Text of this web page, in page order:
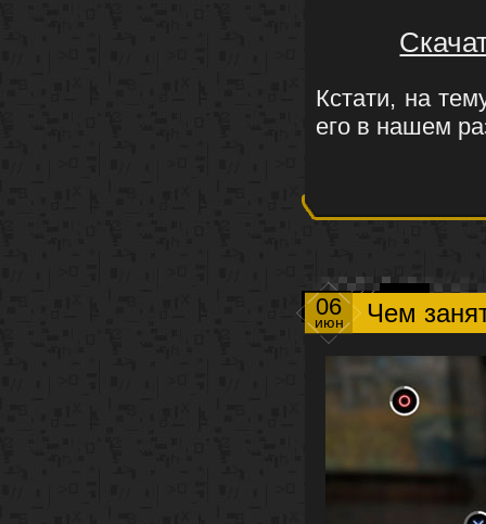
Кстати, на
его в нашем
06
июн Чем